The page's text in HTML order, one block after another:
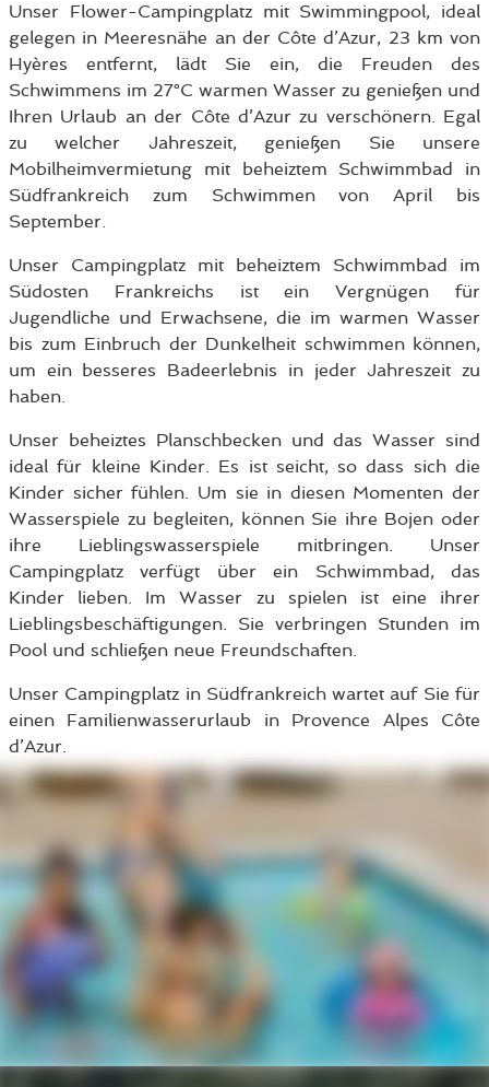
Unser Flower-Campingplatz mit Swimmingpool, ideal
gelegen in Meeresnähe an der Côte d’Azur, 23 km von
Hyères entfernt, lädt Sie ein, die Freuden des
Schwimmens im 27°C warmen Wasser zu genießen und
Ihren Urlaub an der Côte d’Azur zu verschönern. Egal
zu welcher Jahreszeit, genießen Sie unsere
Mobilheimvermietung mit beheiztem Schwimmbad in
Südfrankreich zum Schwimmen von April bis
September.
Unser Campingplatz mit beheiztem Schwimmbad im
Südosten Frankreichs ist ein Vergnügen für
Jugendliche und Erwachsene, die im warmen Wasser
bis zum Einbruch der Dunkelheit schwimmen können,
um ein besseres Badeerlebnis in jeder Jahreszeit zu
haben.
Unser beheiztes Planschbecken und das Wasser sind
ideal für kleine Kinder. Es ist seicht, so dass sich die
Kinder sicher fühlen. Um sie in diesen Momenten der
Wasserspiele zu begleiten, können Sie ihre Bojen oder
ihre Lieblingswasserspiele mitbringen. Unser
Campingplatz verfügt über ein Schwimmbad, das
Kinder lieben. Im Wasser zu spielen ist eine ihrer
Lieblingsbeschäftigungen. Sie verbringen Stunden im
Pool und schließen neue Freundschaften.
Unser Campingplatz in Südfrankreich wartet auf Sie für
einen Familienwasserurlaub in Provence Alpes Côte
d’Azur.